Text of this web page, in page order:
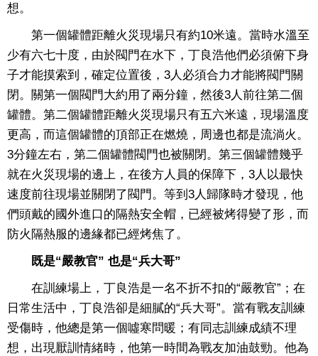
想。
第一個罐體距離火災現場只有約10米遠。當時水溫至
少有六七十度，由於閥門在水下，丁良浩他們必須俯下身
子才能摸索到，確定位置後，3人必須合力才能將閥門關
閉。關第一個閥門大約用了兩分鐘，然後3人前往第二個
罐體。第二個罐體距離火災現場只有五六米遠，現場溫度
更高，而這個罐體的頂部正在燃燒，周邊也都是流淌火。
3分鐘左右，第二個罐體閥門也被關閉。第三個罐體幾乎
就在火災現場的邊上，在後方人員的保障下，3人以最快
速度前往現場並關閉了閥門。等到3人歸隊時才發現，他
們頭戴的國外進口的隔熱安全帽，已經被烤得變了形，而
防火隔熱服的邊緣都已經烤焦了。
既是“嚴教官” 也是“兵大哥”
在訓練場上，丁良浩是一名不折不扣的“嚴教官”；在
日常生活中，丁良浩卻是細膩的“兵大哥”。當有戰友訓練
受傷時，他總是第一個噓寒問暖；有同志訓練成績不理
想，出現厭訓情緒時，他第一時間為戰友加油鼓勁。他為